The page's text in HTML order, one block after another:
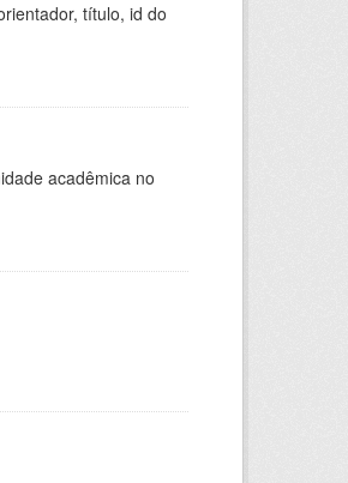
título, id do
acadêmica no